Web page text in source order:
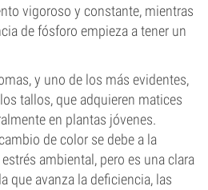
vigoroso y constante, mientras
de fósforo empieza a tener un
y uno de los más evidentes,
tallos, que adquieren matices
en plantas jóvenes.
de color se debe a la
ambiental, pero es una clara
que avanza la deficiencia, las